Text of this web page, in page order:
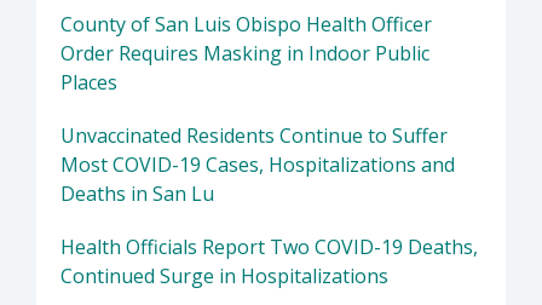
County of San Luis Obispo Health Officer
Order Requires Masking in Indoor Public
Places
Unvaccinated Residents Continue to Suffer
Most COVID-19 Cases, Hospitalizations and
Deaths in San Lu
Health Officials Report Two COVID-19 Deaths,
Continued Surge in Hospitalizations